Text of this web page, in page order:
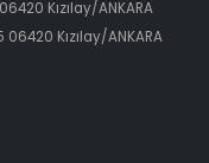
Kızılay/ANKARA
Kızılay/ANKARA